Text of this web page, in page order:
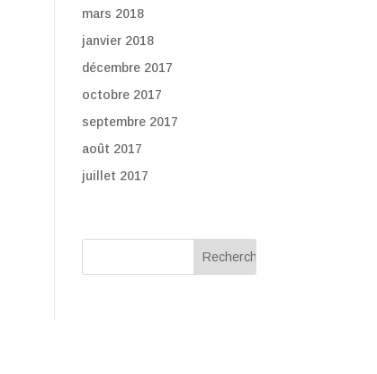
mars 2018
janvier 2018
décembre 2017
octobre 2017
septembre 2017
août 2017
juillet 2017